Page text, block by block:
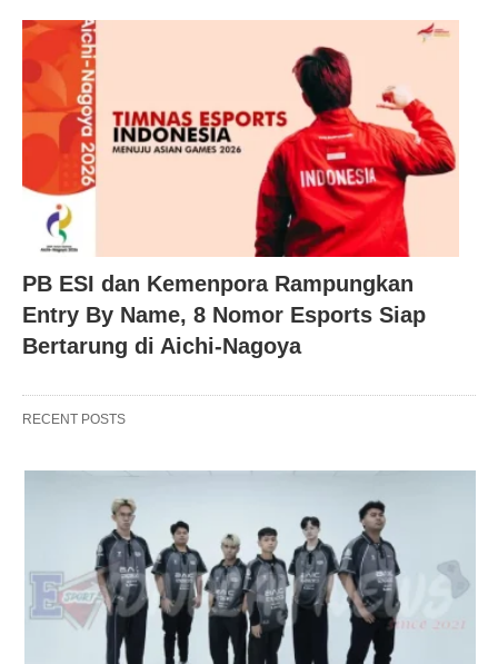
PB ESI dan Kemenpora Rampungkan
Entry By Name, 8 Nomor Esports Siap
Bertarung di Aichi-Nagoya
RECENT POSTS